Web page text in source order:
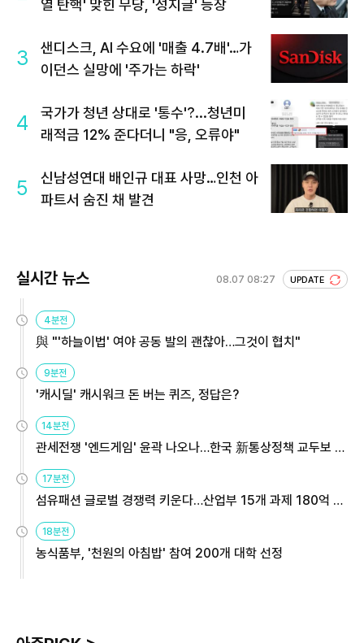
열 탄핵' 맞힌 무당, '성지글' 등장
3
샌디스크, AI 수요에 '매출 4.7배'…가
이던스 실망에 '주가는 하락'
4
국가가 청년 상대로 '통수'?...청년미
래적금 12% 준다더니 "응, 오류야"
5
신남성연대 배인규 대표 사망…인천 아
파트서 숨진 채 발견
실시간 뉴스 08.07 08:27 UPDATE
4분전
與 "'하늘이법' 여야 공동 발의 괜찮아…그것이 협치"
9분전
'캐시딜' 캐시워크 돈 버는 퀴즈, 정답은?
14분전
관세전쟁 '엔드게임' 윤곽 나오나…한국 新통상정책 교두보 활
17분전
섬유패션 글로벌 경쟁력 키운다…산업부 15개 과제 180억 지
18분전
농식품부, '천원의 아침밥' 참여 200개 대학 선정